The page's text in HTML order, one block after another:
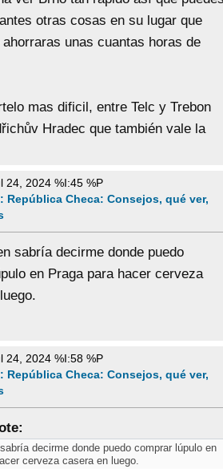
otras cosas en su lugar que
unas cuantas horas de
mas dificil, entre Telc y Trebon
Hradec que también vale la
24, 2024 %I:45 %P
República Checa: Consejos, qué ver,
sabría decirme donde puedo
en Praga para hacer cerveza
24, 2024 %I:58 %P
República Checa: Consejos, qué ver,
decirme donde puedo comprar lúpulo en
cerveza casera en luego.